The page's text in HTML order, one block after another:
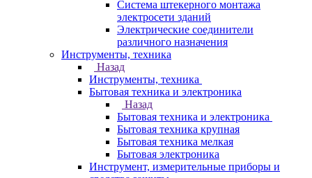
Система штекерного монтажа
электросети зданий
Электрические соединители
различного назначения
Инструменты, техника
Назад
Инструменты, техника
Бытовая техника и электроника
Назад
Бытовая техника и электроника
Бытовая техника крупная
Бытовая техника мелкая
Бытовая электроника
Инструмент, измерительные приборы и